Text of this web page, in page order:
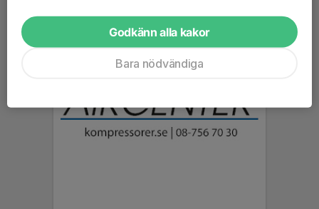
Godkänn alla kakor
Bara nödvändiga